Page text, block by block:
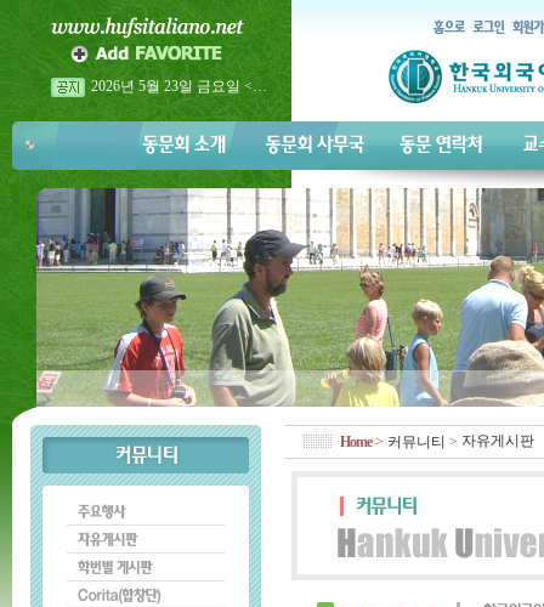
2026년 이탈리아어과 홈…
2026년 5월 23일 금요일 <…
2026년 이탈리아어과 홈…
Home> 커뮤니티 > 자유게시판